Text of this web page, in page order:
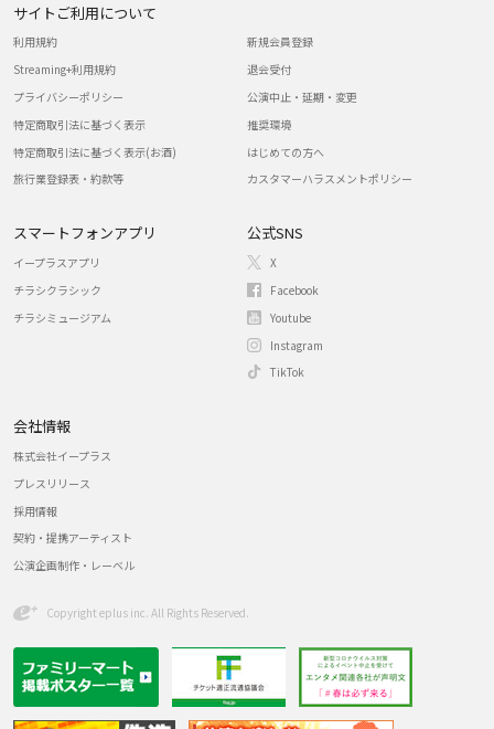
サイトご利用について
利用規約
Streaming+利用規約
プライバシーポリシー
特定商取引法に基づく表示
特定商取引法に基づく表示(お酒)
旅行業登録表・約款等
新規会員登録
退会受付
公演中止・延期・変更
推奨環境
はじめての方へ
カスタマーハラスメントポリシー
スマートフォンアプリ
イープラスアプリ
チラシクラシック
チラシミュージアム
公式SNS
X
Facebook
Youtube
Instagram
TikTok
会社情報
株式会社イープラス
プレスリリース
採用情報
契約・提携アーティスト
公演企画制作・レーベル
Copyright eplus inc. All Rights Reserved.